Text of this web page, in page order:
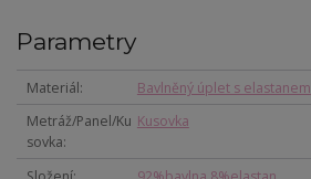
Parametry
Materiál
Bavlněný úplet s elastanem
Metráž/Panel/Ku
sovka
Kusovka